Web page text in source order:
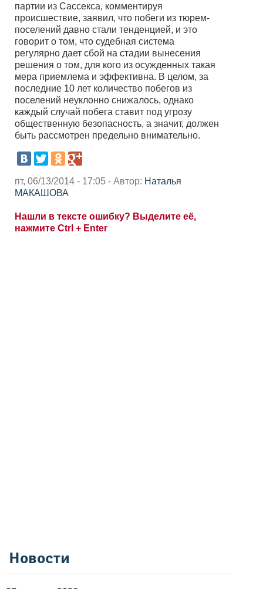
партии из Сассекса, комментируя
происшествие, заявил, что побеги из тюрем-
поселений давно стали тенденцией, и это
говорит о том, что судебная система
регулярно дает сбой на стадии вынесения
решения о том, для кого из осужденных такая
мера приемлема и эффективна. В целом, за
последние 10 лет количество побегов из
поселений неуклонно снижалось, однако
каждый случай побега ставит под угрозу
общественную безопасность, а значит, должен
быть рассмотрен предельно внимательно.
пт, 06/13/2014 - 17:05 - Автор: Наталья
МАКАШОВА
Нашли в тексте ошибку? Выделите её,
нажмите Ctrl + Enter
Новости